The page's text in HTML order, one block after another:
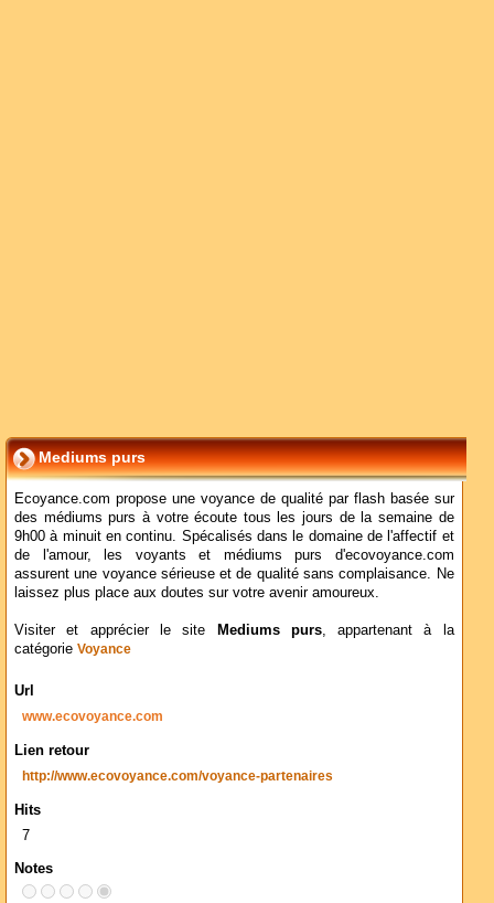
Mediums purs
Ecoyance.com propose une voyance de qualité par flash basée sur
des médiums purs à votre écoute tous les jours de la semaine de
9h00 à minuit en continu. Spécalisés dans le domaine de l'affectif et
de l'amour, les voyants et médiums purs d'ecovoyance.com
assurent une voyance sérieuse et de qualité sans complaisance. Ne
laissez plus place aux doutes sur votre avenir amoureux.
Visiter et apprécier le site Mediums purs, appartenant à la
catégorie Voyance
Url
www.ecovoyance.com
Lien retour
http://www.ecovoyance.com/voyance-partenaires
Hits
7
Notes